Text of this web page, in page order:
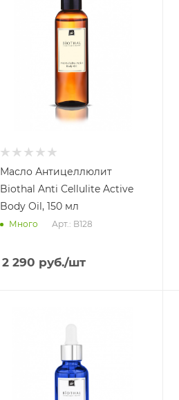
Масло Антицеллюлит
Biothal Anti Cellulite Active
Body Oil, 150 мл
Много Арт.: B128
2 290 руб./шт